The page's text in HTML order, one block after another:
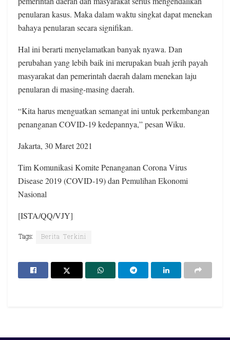
penularan kasus. Maka dalam waktu singkat dapat menekan
bahaya penularan secara signifikan.
Hal ini berarti menyelamatkan banyak nyawa. Dan
perubahan yang lebih baik ini merupakan buah jerih payah
masyarakat dan pemerintah daerah dalam menekan laju
penularan di masing-masing daerah.
“Kita harus menguatkan semangat ini untuk perkembangan
penanganan COVID-19 kedepannya,” pesan Wiku.
Jakarta, 30 Maret 2021
Tim Komunikasi Komite Penanganan Corona Virus
Disease 2019 (COVID-19) dan Pemulihan Ekonomi
Nasional
[ISTA/QQ/VJY]
Tags: Berita Terkini